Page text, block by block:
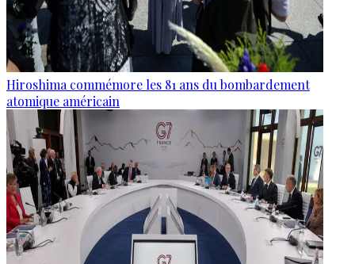
Hiroshima commémore les 81 ans du bombardement
atomique américain